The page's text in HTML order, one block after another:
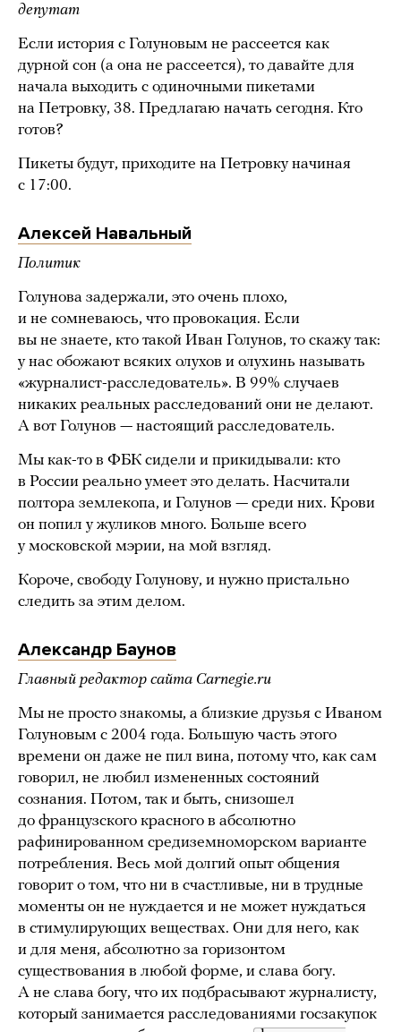
депутат
Если история с Голуновым не рассеется как
дурной сон (а она не рассеется), то давайте для
начала выходить с одиночными пикетами
на Петровку, 38. Предлагаю начать сегодня. Кто
готов?
Пикеты будут, приходите на Петровку начиная
с 17:00.
Алексей Навальный
Политик
Голунова задержали, это очень плохо,
и не сомневаюсь, что провокация. Если
вы не знаете, кто такой Иван Голунов, то скажу так:
у нас обожают всяких олухов и олухинь называть
«журналист-расследователь». В 99% случаев
никаких реальных расследований они не делают.
А вот Голунов — настоящий расследователь.
Мы как-то в ФБК сидели и прикидывали: кто
в России реально умеет это делать. Насчитали
полтора землекопа, и Голунов — среди них. Крови
он попил у жуликов много. Больше всего
у московской мэрии, на мой взгляд.
Короче, свободу Голунову, и нужно пристально
следить за этим делом.
Александр Баунов
Главный редактор сайта Carnegie.ru
Мы не просто знакомы, а близкие друзья с Иваном
Голуновым с 2004 года. Большую часть этого
времени он даже не пил вина, потому что, как сам
говорил, не любил измененных состояний
сознания. Потом, так и быть, снизошел
до французского красного в абсолютно
рафинированном средиземноморском варианте
потребления. Весь мой долгий опыт общения
говорит о том, что ни в счастливые, ни в трудные
моменты он не нуждается и не может нуждаться
в стимулирующих веществах. Они для него, как
и для меня, абсолютно за горизонтом
существования в любой форме, и слава богу.
А не слава богу, что их подбрасывают журналисту,
который занимается расследованиями госзакупок